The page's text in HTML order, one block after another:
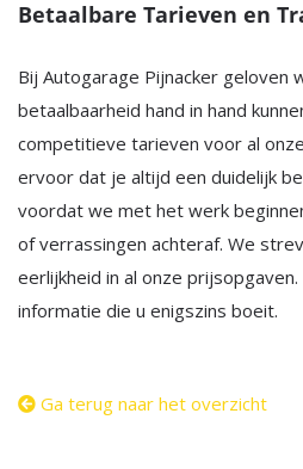
Betaalbare Tarieven en
Bij Autogarage Pijnacker geloven
betaalbaarheid hand in hand
competitieve tarieven voor al
ervoor dat je altijd een duidelijk
voordat we met het werk
of verrassingen achteraf. We
eerlijkheid in al onze prijsopgaven.
informatie die u enigszins boeit.
Ga terug naar het overzicht